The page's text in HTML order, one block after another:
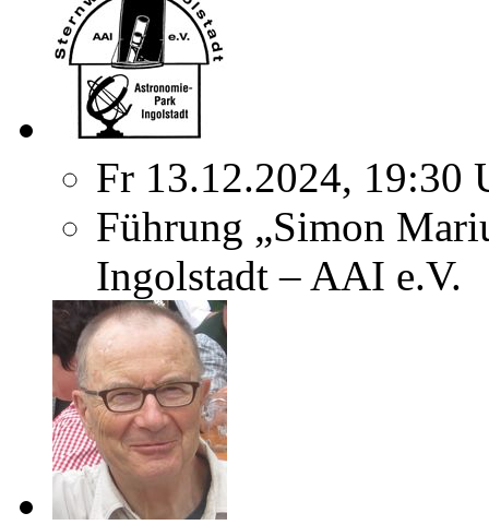
Fr 13.12.2024, 19:30
Führung „Simon
Ingolstadt – AAI e.V.